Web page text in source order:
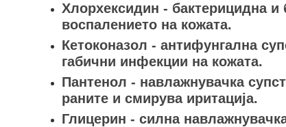
Хлорхексидин - бактерицидна и
воспалението на кожата.
Кетоконазол - антифунгална
габични инфекции на кожата.
Пантенол - навлажнувачка
раните и смирува иритација.
Глицерин - силна